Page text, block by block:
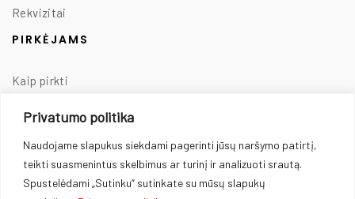
Privatumo politika
Naudojame slapukus siekdami pagerinti jūsų naršymo patirtį,
teikti suasmenintus skelbimus ar turinį ir analizuoti srautą.
Spustelėdami „Sutinku“ sutinkate su mūsų slapukų
Rekvizitai
PIRKĖJAMS
Kaip pirkti
Taisyklės
Prekių pristatymas
Prekių grąžinimas